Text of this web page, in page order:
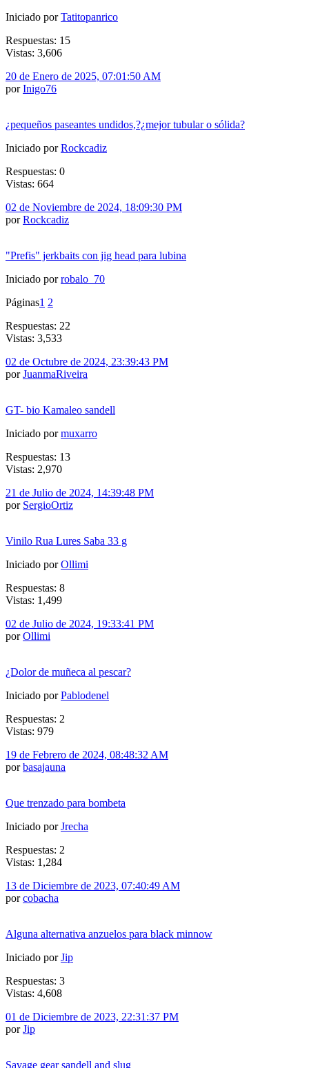
Iniciado porTatitopanrico
Respuestas: 15
Vistas: 3,606
20 de Enero de 2025, 07:01:50 AM
porInigo76
¿pequeños paseantes undidos,?¿mejor tubular o sólida?
Iniciado porRockcadiz
Respuestas: 0
Vistas: 664
02 de Noviembre de 2024, 18:09:30 PM
porRockcadiz
"Prefis" jerkbaits con jig head para lubina
Iniciado porrobalo_70
Páginas1 2
Respuestas: 22
Vistas: 3,533
02 de Octubre de 2024, 23:39:43 PM
porJuanmaRiveira
GT- bio Kamaleo sandell
Iniciado pormuxarro
Respuestas: 13
Vistas: 2,970
21 de Julio de 2024, 14:39:48 PM
por SergioOrtiz
Vinilo Rua Lures Saba 33 g
Iniciado porOllimi
Respuestas: 8
Vistas: 1,499
02 de Julio de 2024, 19:33:41 PM
porOllimi
¿Dolor de muñeca al pescar?
Iniciado porPablodenel
Respuestas: 2
Vistas: 979
19 de Febrero de 2024, 08:48:32 AM
porbasajauna
Que trenzado para bombeta
Iniciado porJrecha
Respuestas: 2
Vistas: 1,284
13 de Diciembre de 2023, 07:40:49 AM
porcobacha
Alguna alternativa anzuelos para black minnow
Iniciado porJip
Respuestas: 3
Vistas: 4,608
01 de Diciembre de 2023, 22:31:37 PM
porJip
Savage gear sandell and slug